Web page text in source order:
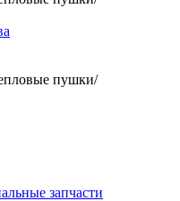
пушки/